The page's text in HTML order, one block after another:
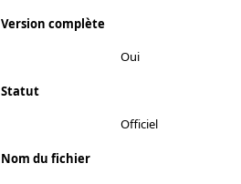
Version complète
Oui
Statut
Officiel
Nom du fichier